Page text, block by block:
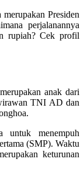
Presiden
perjalanannya
rupiah? Cek profil
anak dari
TNI AD dan
untuk menempuh
(SMP). Waktu
keturunan